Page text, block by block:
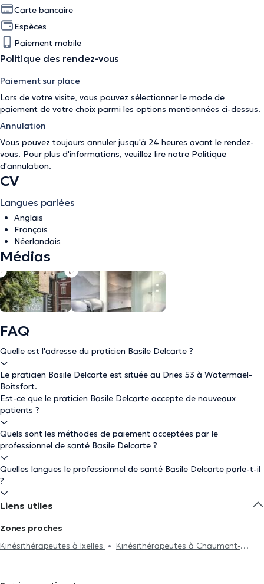
Carte bancaire
Espèces
Paiement mobile
Politique des rendez-vous
Paiement sur place
Lors de votre visite, vous pouvez sélectionner le mode de
paiement de votre choix parmi les options mentionnées ci-dessus.
Annulation
Vous pouvez toujours annuler jusqu'à 24 heures avant le rendez-
vous. Pour plus d'informations, veuillez lire notre Politique
d'annulation.
CV
Langues parlées
Anglais
Français
Néerlandais
Médias
FAQ
Quelle est l'adresse du praticien Basile Delcarte ?
Le praticien Basile Delcarte est située au Dries 53 à Watermael-
Boitsfort.
Est-ce que le praticien Basile Delcarte accepte de nouveaux
patients ?
Quels sont les méthodes de paiement acceptées par le
professionnel de santé Basile Delcarte ?
Quelles langues le professionnel de santé Basile Delcarte parle-t-il
?
Liens utiles
Zones proches
Kinésithérapeutes à Ixelles
Kinésithérapeutes à Chaumont-